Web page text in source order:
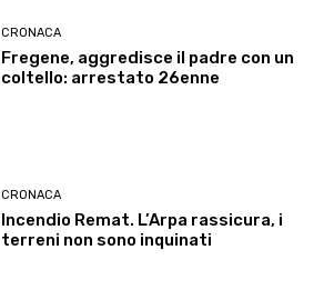
CRONACA
Fregene, aggredisce il padre con un
coltello: arrestato 26enne
CRONACA
Incendio Remat. L’Arpa rassicura, i
terreni non sono inquinati